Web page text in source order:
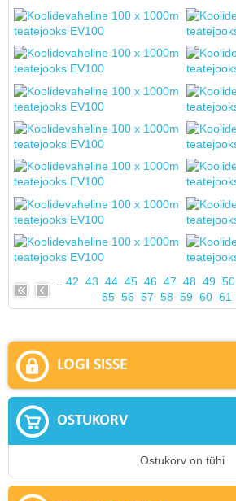
42 43 44 45 46 47 48 49 50
55 56 57 58 59 60 61
LOGI SISSE
OSTUKORV
Ostukorv on tühi